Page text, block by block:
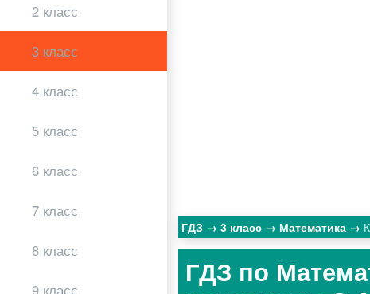
2 класс
3 класс
4 класс
5 класс
6 класс
7 класс
8 класс
9 класс
ГДЗ 3 класс Математика
ГДЗ по